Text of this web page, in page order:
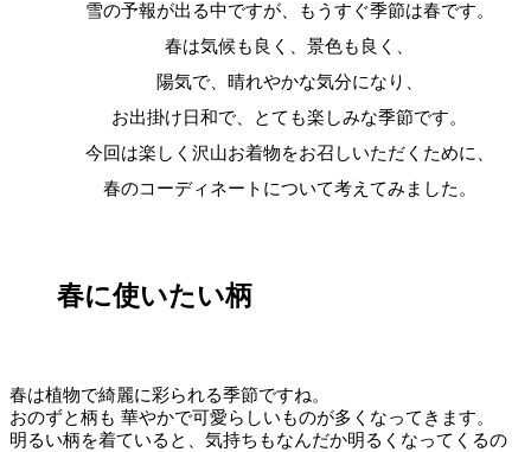
雪の予報が出る中ですが、もうすぐ季節は春です。
春は気候も良く、景色も良く、
陽気で、晴れやかな気分になり、
お出掛け日和で、とても楽しみな季節です。
今回は楽しく沢山お着物をお召しいただくために、
春のコーディネートについて考えてみました。
春に使いたい柄
春は植物で綺麗に彩られる季節ですね。
おのずと柄も 華やかで可愛らしいものが多くなってきます。
明るい柄を着ていると、気持ちもなんだか明るくなってくるの